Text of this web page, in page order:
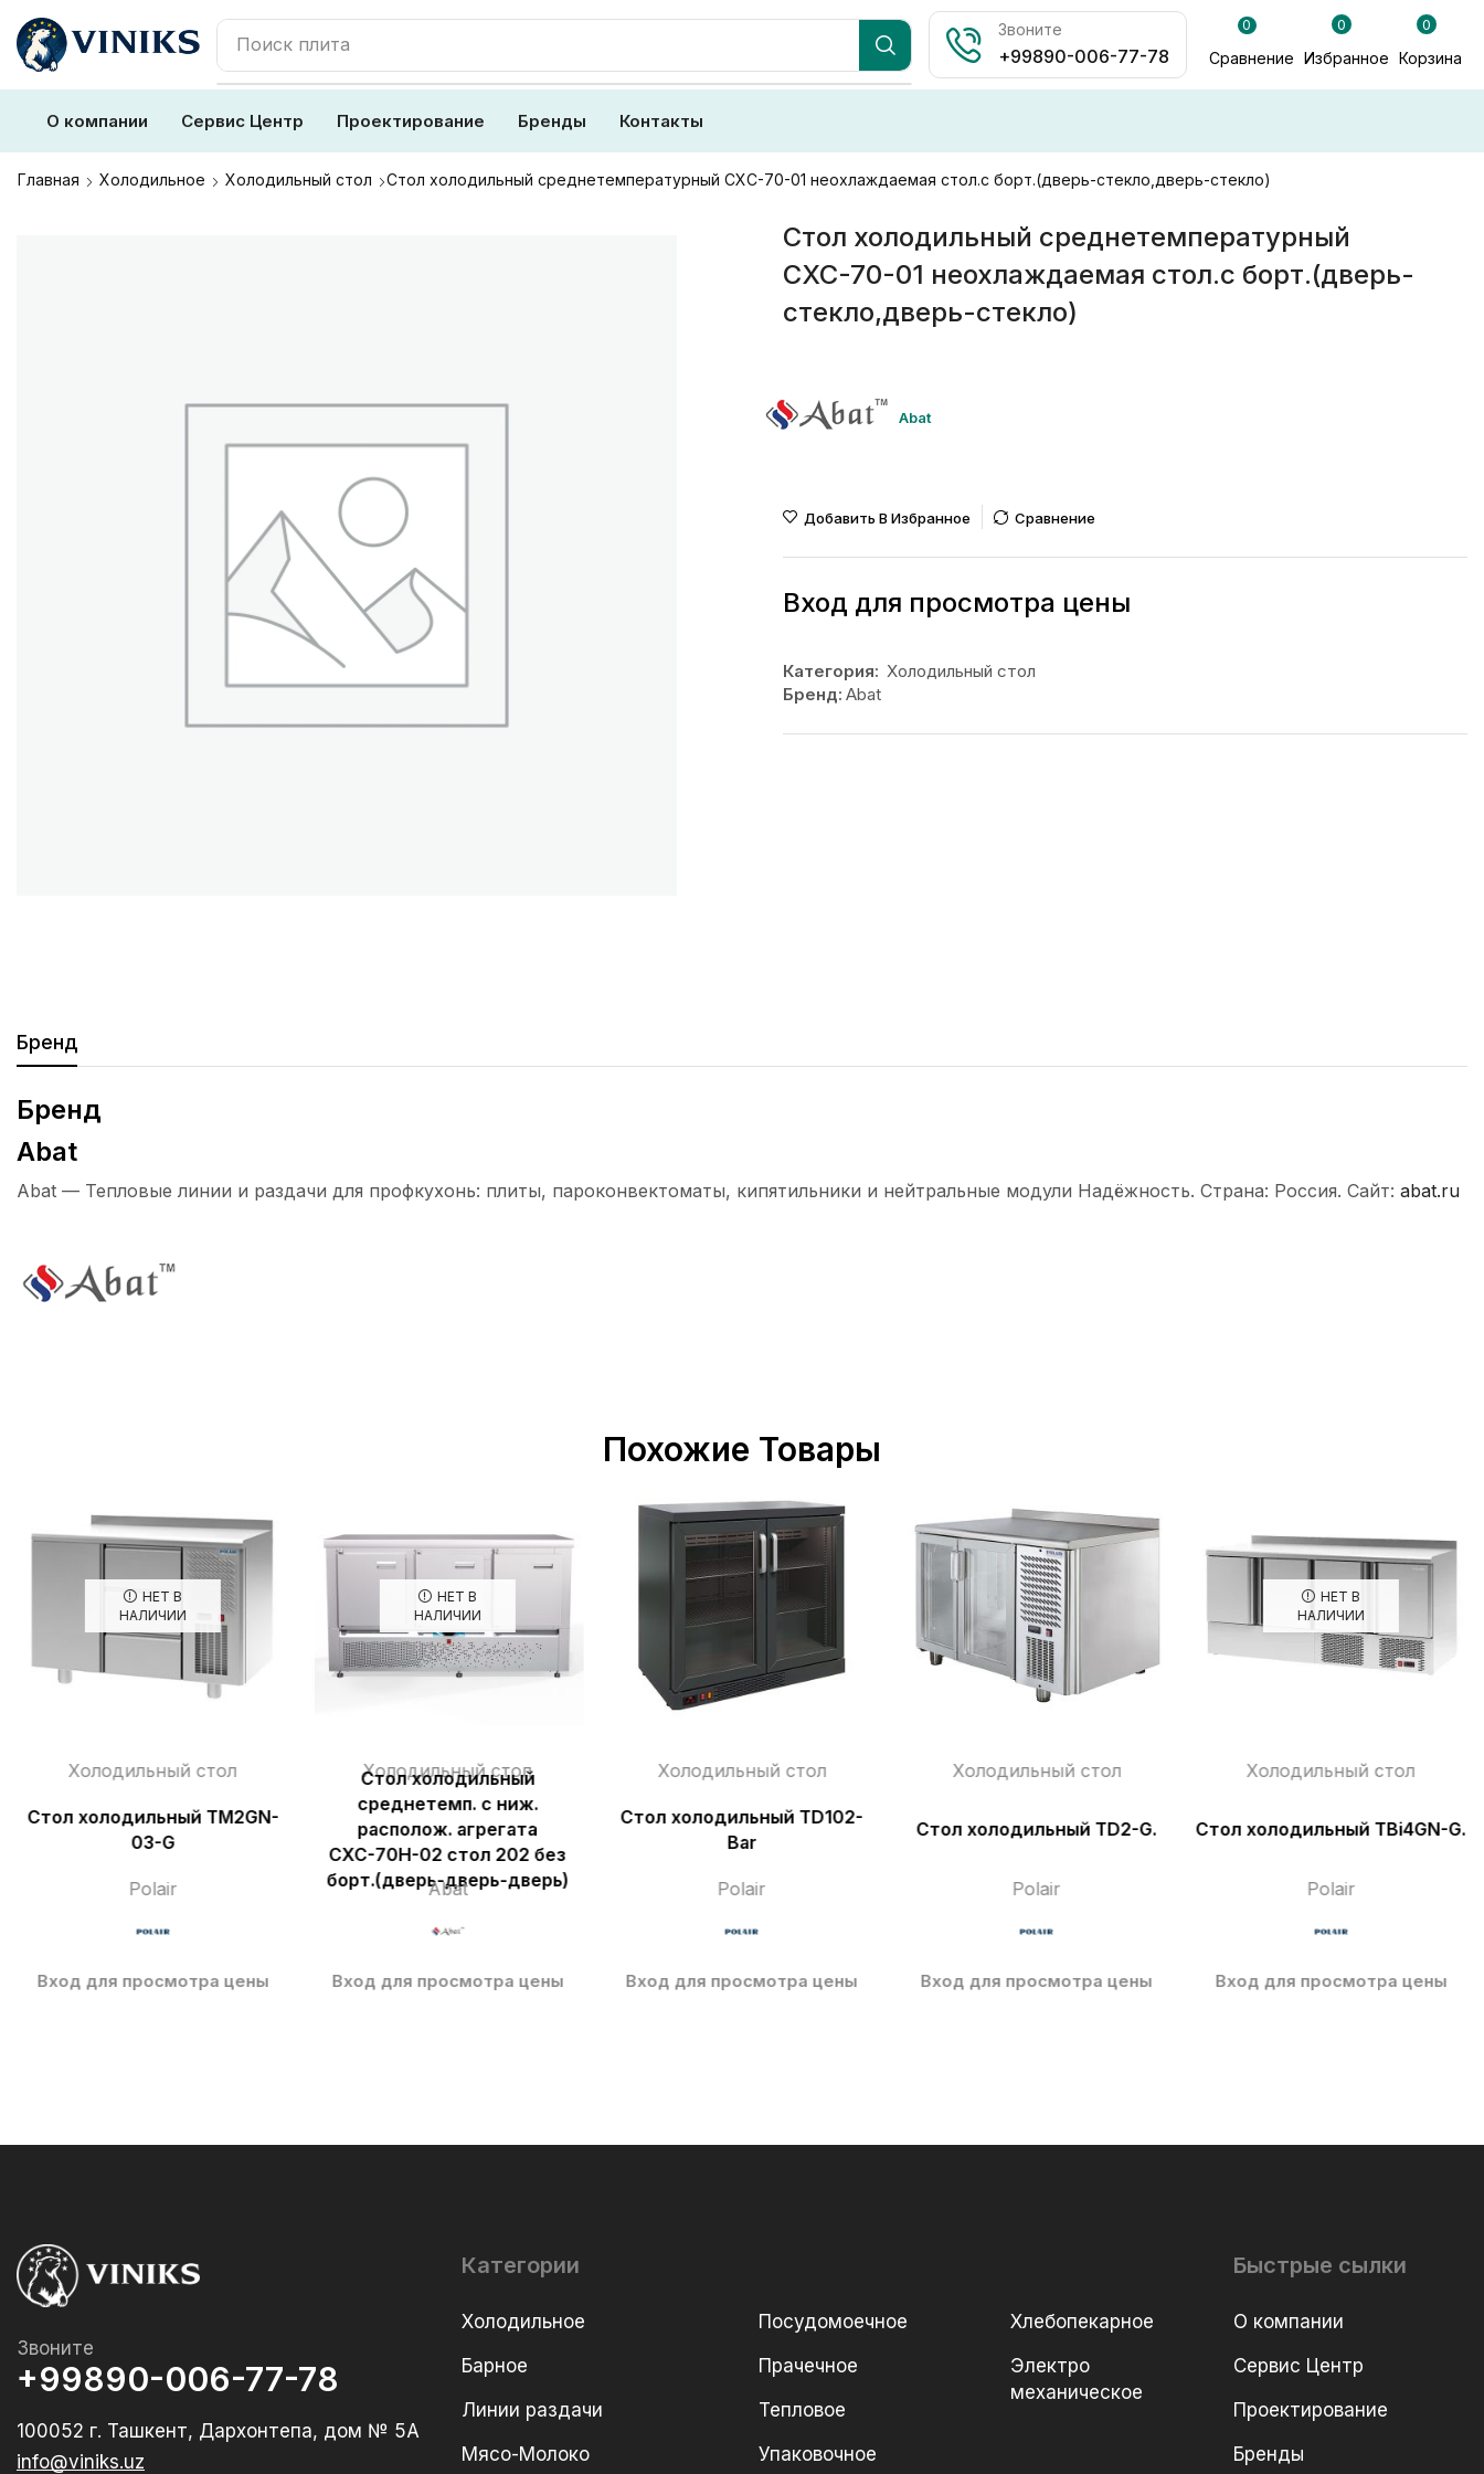
Поиск плита
Звоните
+99890-006-77-78
0
Сравнение
0
Избранное
0
Корзина
О компании Сервис Центр Проектирование Бренды Контакты
Главная Холодильное Холодильный стол Стол холодильный среднетемпературный СХС-70-01 неохлаждаемая стол.с борт.(дверь-стекло,дверь-стекло)
Стол холодильный среднетемпературный
СХС-70-01 неохлаждаемая стол.с борт.(дверь-
стекло,дверь-стекло)
Abat
Добавить В Избранное Сравнение
Вход для просмотра цены
Категория: Холодильный стол
Бренд: Abat
Бренд
Бренд
Abat
Abat — Тепловые линии и раздачи для профкухонь: плиты, пароконвектоматы, кипятильники и нейтральные модули Надёжность. Страна: Россия. Сайт: abat.ru
Похожие Товары
НЕТ В
НАЛИЧИИ
Холодильный стол
Стол холодильный TM2GN-
03-G
Polair
Вход для просмотра цены
НЕТ В
НАЛИЧИИ
Холодильный стол
Стол холодильный
среднетемп. с ниж.
располож. агрегата
СХС-70Н-02 стол 202 без
борт.(дверь-дверь-дверь)
Abat
Вход для просмотра цены
Холодильный стол
Стол холодильный TD102-
Bar
Polair
Вход для просмотра цены
Холодильный стол
Стол холодильный TD2-G.
Polair
Вход для просмотра цены
НЕТ В
НАЛИЧИИ
Холодильный стол
Стол холодильный TBi4GN-G.
Polair
Вход для просмотра цены
Звоните
+99890-006-77-78
100052 г. Ташкент, Дархонтепа, дом № 5А
info@viniks.uz
Категории
Холодильное
Барное
Линии раздачи
Мясо-Молоко
Посудомоечное
Прачечное
Тепловое
Упаковочное
Хлебопекарное
Электро
механическое
Быстрые сылки
О компании
Сервис Центр
Проектирование
Бренды